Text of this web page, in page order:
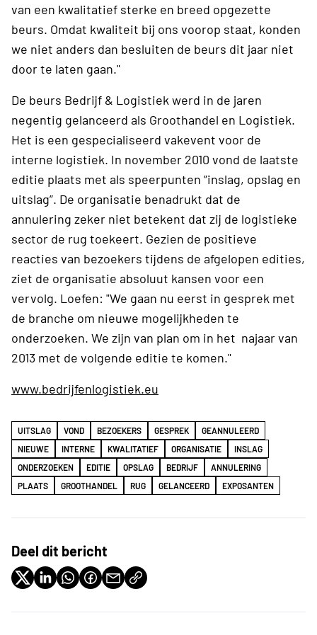
van een kwalitatief sterke en breed opgezette
beurs. Omdat kwaliteit bij ons voorop staat, konden
we niet anders dan besluiten de beurs dit jaar niet
door te laten gaan."
De beurs Bedrijf & Logistiek werd in de jaren
negentig gelanceerd als Groothandel en Logistiek.
Het is een gespecialiseerd vakevent voor de
interne logistiek. In november 2010 vond de laatste
editie plaats met als speerpunten ”inslag, opslag en
uitslag”. De organisatie benadrukt dat de
annulering zeker niet betekent dat zij de logistieke
sector de rug toekeert. Gezien de positieve
reacties van bezoekers tijdens de afgelopen edities,
ziet de organisatie absoluut kansen voor een
vervolg. Loefen: "We gaan nu eerst in gesprek met
de branche om nieuwe mogelijkheden te
onderzoeken. We zijn van plan om in het najaar van
2013 met de volgende editie te komen."
www.bedrijfenlogistiek.eu
UITSLAG VOND BEZOEKERS GESPREK
GEANNULEERD
NIEUWE
INTERNE KWALITATIEF ORGANISATIE
INSLAG
ONDERZOEKEN
EDITIE OPSLAG BEDRIJF
ANNULERING
PLAATS
GROOTHANDEL RUG GELANCEERD EXPOSANTEN
Deel dit bericht